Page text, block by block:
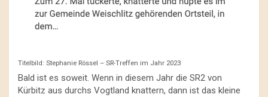
Titelbild: Stephanie Rössel – SR-Treffen im Jahr 2023
Bald ist es soweit. Wenn in diesem Jahr die SR2 von
Kürbitz aus durchs Vogtland knattern, dann ist das kleine